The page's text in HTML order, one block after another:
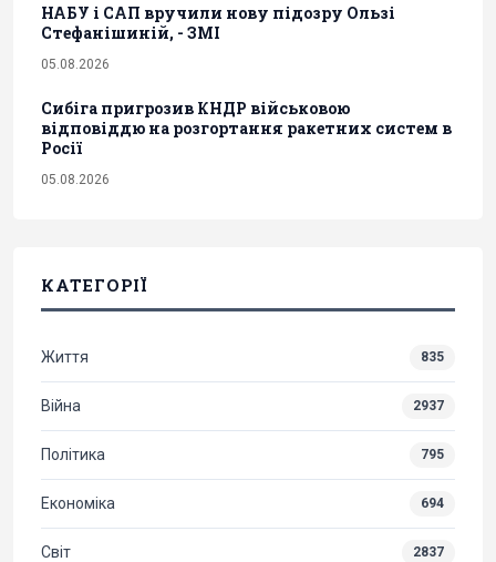
НАБУ і САП вручили нову підозру Ользі
Стефанішиній, - ЗМІ
05.08.2026
Сибіга пригрозив КНДР військовою
відповіддю на розгортання ракетних систем в
Росії
05.08.2026
КАТЕГОРІЇ
Життя 835
Війна 2937
Політика 795
Економіка 694
Світ 2837